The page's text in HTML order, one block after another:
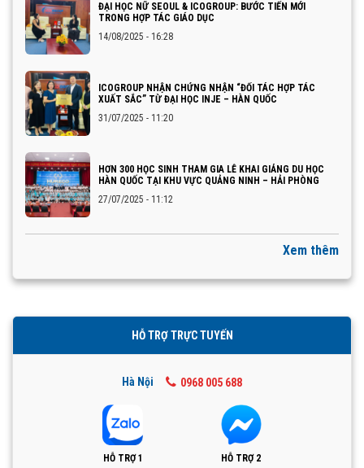
ĐẠI HỌC NỮ SEOUL & ICOGROUP: BƯỚC TIẾN MỚI
TRONG HỢP TÁC GIÁO DỤC
14/08/2025 - 16:28
ICOGROUP NHẬN CHỨNG NHẬN “ĐỐI TÁC HỢP TÁC
XUẤT SẮC” TỪ ĐẠI HỌC INJE – HÀN QUỐC
31/07/2025 - 11:20
HƠN 300 HỌC SINH THAM GIA LỄ KHAI GIẢNG DU HỌC
HÀN QUỐC TẠI KHU VỰC QUẢNG NINH – HẢI PHÒNG
27/07/2025 - 11:12
Xem thêm
HỖ TRỢ TRỰC TUYẾN
Hà Nội 0968 005 688
HỖ TRỢ 1 HỖ TRỢ 2